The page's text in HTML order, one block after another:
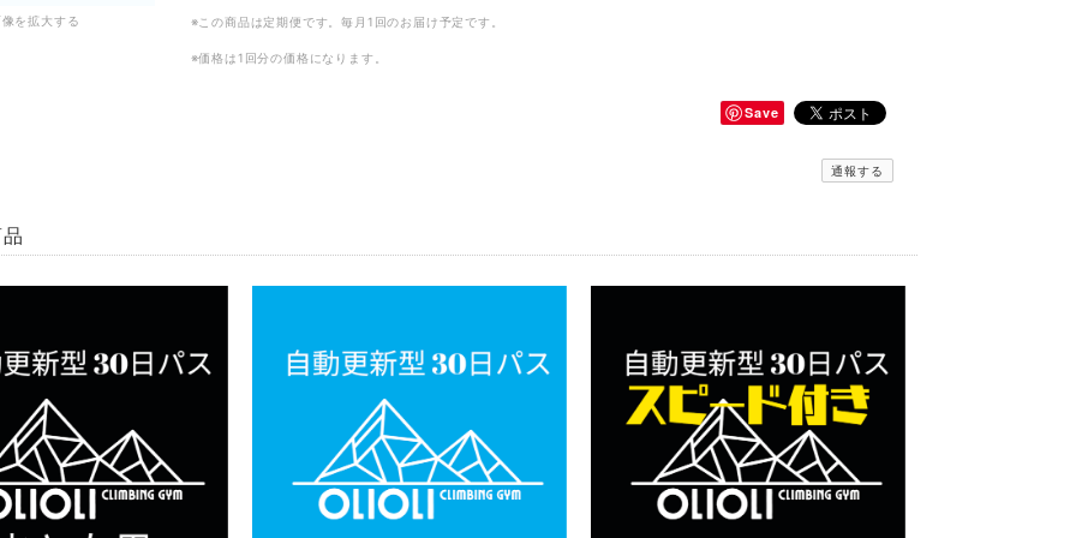
を拡大する ※この商品は定期便です。毎月1回のお届け予定です。
※価格は1回分の価格になります。
Save
通報する